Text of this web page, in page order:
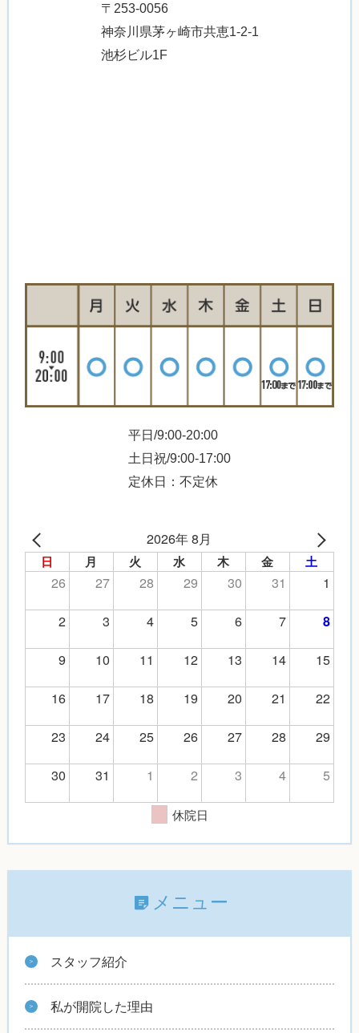
〒253-0056
神奈川県茅ヶ崎市共恵1-2-1
池杉ビル1F
平日/9:00-20:00
土日祝/9:00-17:00
定休日：不定休
2026年 8月
日 月 火 水 木 金 土
26 27 28 29 30 31
1
2
3 4 5 6 7 8
9 10 11 12 13 14
15
16
17 18 19 20 21
22
23
24 25 26 27 28
29
30
31 1 2 3 4 5
休院日
メニュー
スタッフ紹介
私が開院した理由